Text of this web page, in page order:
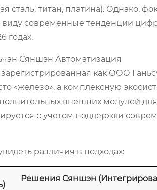
титан, платина). Однако,
виду современные тенденции
годах.
Сяншэн Автоматизация
зарегистрированная как ООО
«железо», а комплексную
внешних модулей
с учетом поддержки
различия в подходах:
Решения Сяншэн